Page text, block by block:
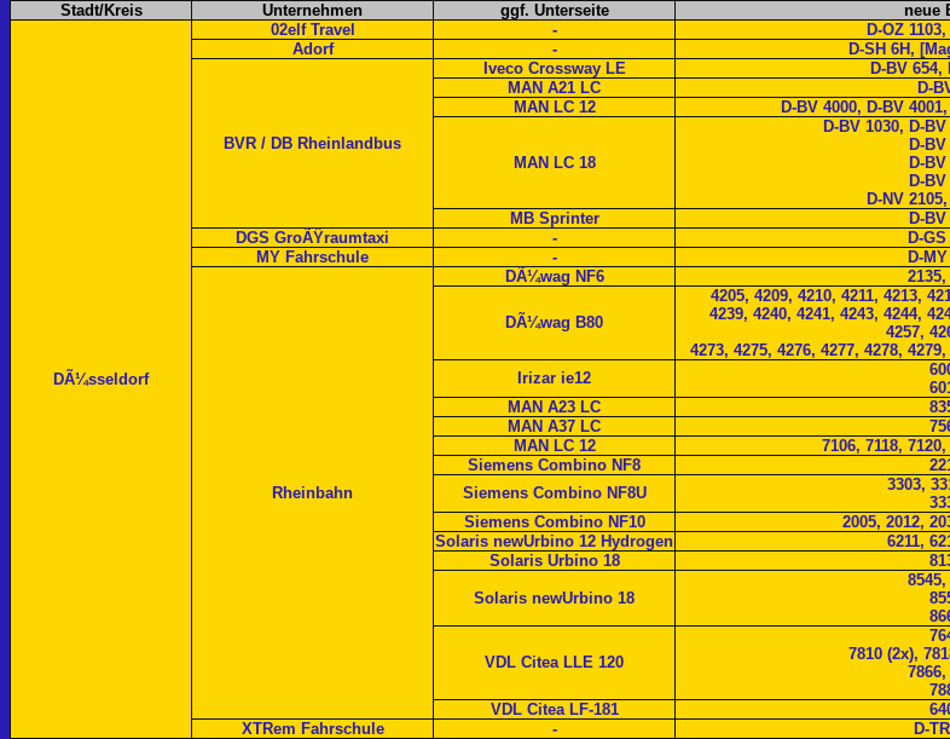
Stadt/Kreis Unternehmen ggf. Unterseite neue
DÃ¼sseldorf
02elf Travel -
D-OZ
Adorf
- D-SH 6H,
BVR / DB Rheinlandbus
Iveco Crossway LE
D-BV 654,
MAN A21 LC
D-
MAN LC 12
D-BV 4000, D-BV
MAN LC 18
D-BV 1030, D-
D-
D-
D-
D-NV
MB Sprinter
D-
DGS GroÃŸraumtaxi
-
D-
MY Fahrschule
- D-
Rheinbahn
DÃ¼wag NF6 2135,
DÃ¼wag B80
4205, 4209, 4210, 4211, 4213,
4239, 4240, 4241, 4243, 4244,
4257,
4273, 4275, 4276, 4277, 4278,
Irizar ie12
MAN A23 LC
MAN A37 LC
MAN LC 12
7106, 7118,
Siemens Combino NF8
Siemens Combino NF8U
3303,
Siemens Combino NF10
2005, 2012,
Solaris newUrbino 12 Hydrogen
6211,
Solaris Urbino 18
Solaris newUrbino 18
8545,
VDL Citea LLE 120
7810 (2x),
7866,
VDL Citea LF-181
XTRem Fahrschule
- D-